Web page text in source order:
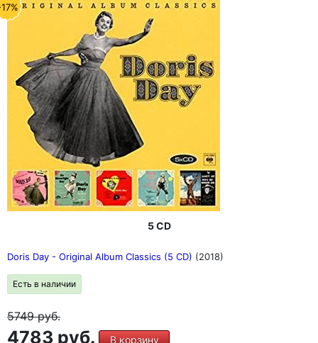
5 CD
Doris Day - Original Album Classics (5 CD) (2018)
Есть в наличии
5749руб.
4783 руб. В корзину